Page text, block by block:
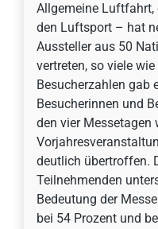
Allgemeine Luftfahrt,
den Luftsport – hat
Aussteller aus 50
vertreten, so viele
Besucherzahlen gab
Besucherinnen und
den vier Messetagen
deutlich übertroffen.
Teilnehmenden
Bedeutung der
bei 54 Prozent und